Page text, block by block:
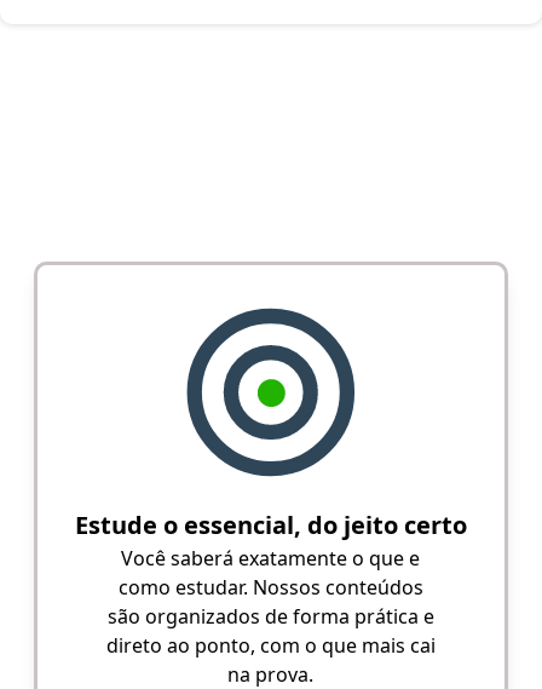
Estude o essencial, do jeito certo
Você saberá exatamente o que e
como estudar. Nossos conteúdos
são organizados de forma prática e
direto ao ponto, com o que mais cai
na prova.